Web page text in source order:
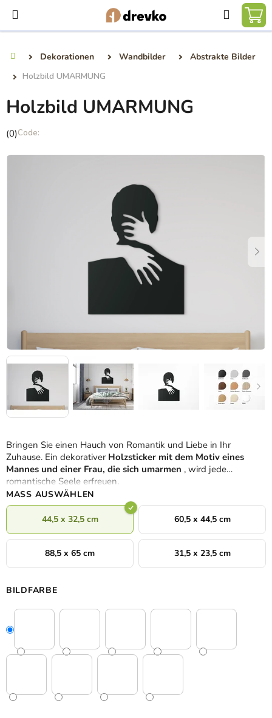
Inhalt
springen
Suchen
Dekorationen Wandbilder
Abstrakte Bilder
Holzbild UMARMUNG
Bringen Sie einen Hauch von Romantik und Liebe in Ihr
Zuhause. Ein dekorativer Holzsticker mit dem Motiv eines
Mannes und einer Frau, die sich umarmen , wird jede
romantische Seele erfreuen.
MASS AUSWÄHLEN
44,5 x 32,5 cm 60,5 x 44,5 cm
88,5 x 65 cm 31,5 x 23,5 cm
BILDFARBE
Holzbild UMARMUNG
Die
Produktbewertung
(0)